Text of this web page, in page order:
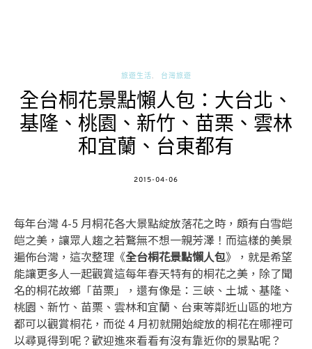
旅遊生活 台灣旅遊
全台桐花景點懶人包：大台北、
基隆、桃園、新竹、苗栗、雲林
和宜蘭、台東都有
POSTED
2015-04-06
每年台灣 4-5 月桐花各大景點綻放落花之時，頗有白雪皑
皑之美，讓眾人趨之若鶩無不想一親芳澤！而這樣的美景
遍佈台灣，這次整理《全台桐花景點懶人包》，就是希望
能讓更多人一起觀賞這每年春天特有的桐花之美，除了聞
名的桐花故鄉「苗栗」，還有像是：三峽、土城、基隆、
桃園、新竹、苗栗、雲林和宜蘭、台東等鄰近山區的地方
都可以觀賞桐花，而從 4 月初就開始綻放的桐花在哪裡可
以尋覓得到呢？歡迎進來看看有沒有靠近你的景點呢？